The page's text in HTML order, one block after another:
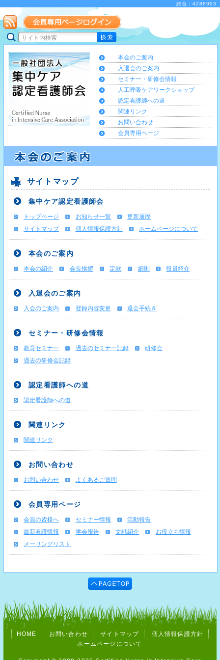
総合：4288993
本会のご案内
入退会のご案内
セミナー・研修会情報
人工呼吸ケアワークショップ
認定看護師への道
関連リンク
お問い合わせ
会員専用ページ
サイトマップ
集中ケア認定看護師会
トップページ お知らせ一覧
更新履歴
サイトマップ
個人情報保護方針 ホームページについて
本会のご案内
本会の紹介 会長挨拶 定款 細則 役員紹介
入退会のご案内
入会のご案内 登録内容変更 退会手続き
セミナー・研修会情報
教育セミナー 過去のセミナー記録
研修会
過去の研修会記録
認定看護師への道
認定看護師への道
関連リンク
関連リンク
お問い合わせ
お問い合わせ よくあるご質問
会員専用ページ
会員の皆様へ セミナー情報
活動報告
最新看護情報
学会報告 文献紹介
お役立ち情報
メーリングリスト
HOME お問い合わせ サイトマップ
個人情報保護方針
ホームページについて